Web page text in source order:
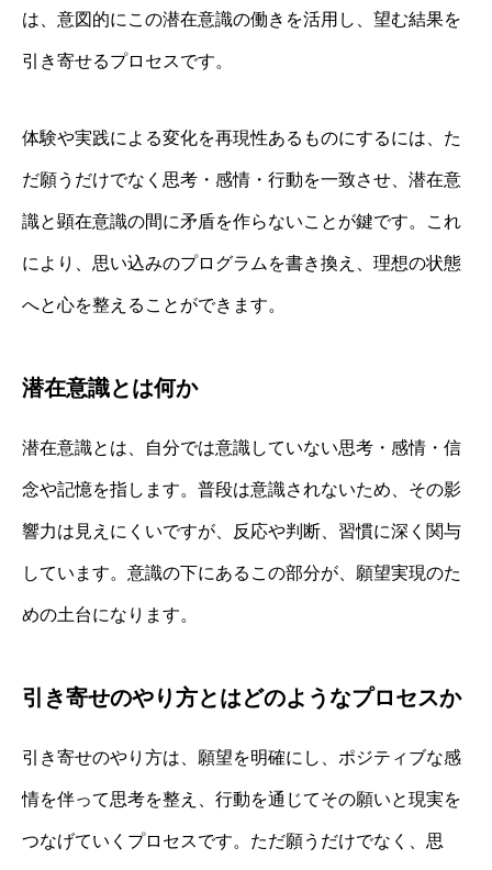
は、意図的にこの潜在意識の働きを活用し、望む結果を
引き寄せるプロセスです。
体験や実践による変化を再現性あるものにするには、た
だ願うだけでなく思考・感情・行動を一致させ、潜在意
識と顕在意識の間に矛盾を作らないことが鍵です。これ
により、思い込みのプログラムを書き換え、理想の状態
へと心を整えることができます。
潜在意識とは何か
潜在意識とは、自分では意識していない思考・感情・信
念や記憶を指します。普段は意識されないため、その影
響力は見えにくいですが、反応や判断、習慣に深く関与
しています。意識の下にあるこの部分が、願望実現のた
めの土台になります。
引き寄せのやり方とはどのようなプロセスか
引き寄せのやり方は、願望を明確にし、ポジティブな感
情を伴って思考を整え、行動を通じてその願いと現実を
つなげていくプロセスです。ただ願うだけでなく、思